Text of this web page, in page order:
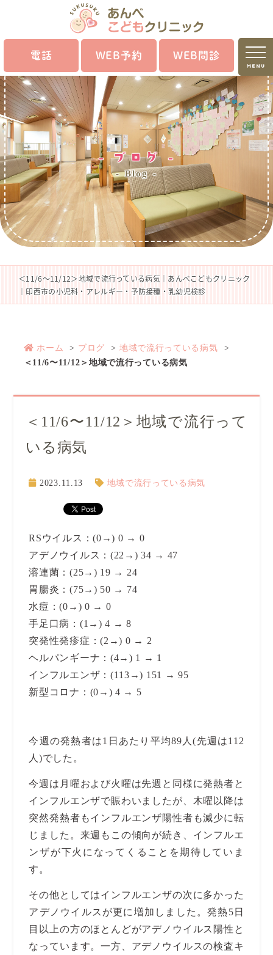
電話 WEB予約 WEB問診
MENU
ブログ
Blog
＜11/6〜11/12＞地域で流行っている病気｜あんべこどもクリニック
｜印西市の小児科・アレルギー・予防接種・乳幼児検診
ホーム ブログ
地域で流行っている病気
＜11/6〜11/12＞地域で流行っている病気
＜11/6〜11/12＞地域で流行って
いる病気
2023.11.13 地域で流行っている病気
RSウイルス：(0→) 0 → 0
アデノウイルス：(22→) 34 → 47
溶連菌：(25→) 19 → 24
胃腸炎：(75→) 50 → 74
水痘：(0→) 0 → 0
手足口病：(1→) 4 → 8
突発性発疹症：(2→) 0 → 2
ヘルパンギーナ：(4→) 1 → 1
インフルエンザ：(113→) 151 → 95
新型コロナ：(0→) 4 → 5
今週の発熱者は1日あたり平均89人(先週は112
人)でした。
今週は月曜および火曜は先週と同様に発熱者と
インフルエンザで賑わいましたが、木曜以降は
突然発熱者もインフルエンザ陽性者も減少に転
じました。来週もこの傾向が続き、インフルエ
ンザが下火になってくることを期待していま
す。
その他としてはインフルエンザの次に多かった
アデノウイルスが更に増加しました。発熱5日
目以上の方のほとんどがアデノウイルス陽性と
なっています。一方、アデノウイルスの検査キ